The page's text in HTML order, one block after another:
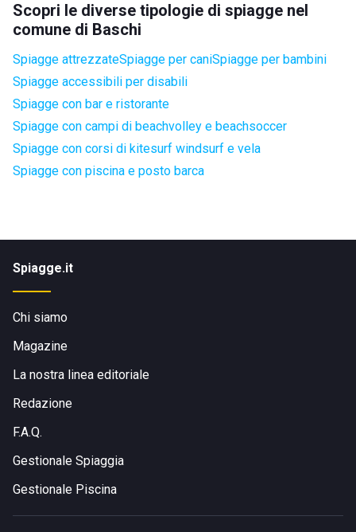
Scopri le diverse tipologie di spiagge nel
comune di Baschi
Spiagge attrezzateSpiagge per caniSpiagge per bambini
Spiagge accessibili per disabili
Spiagge con bar e ristorante
Spiagge con campi di beachvolley e beachsoccer
Spiagge con corsi di kitesurf windsurf e vela
Spiagge con piscina e posto barca
Spiagge.it
Chi siamo
Magazine
La nostra linea editoriale
Redazione
F.A.Q.
Gestionale Spiaggia
Gestionale Piscina